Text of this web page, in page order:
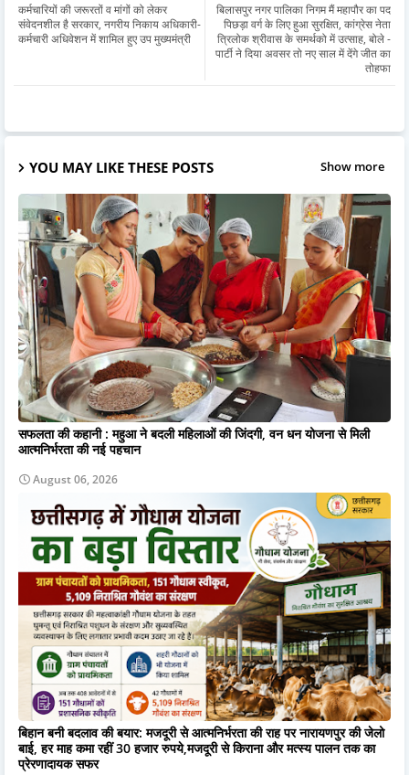
बिलासपुर नगर पालिका निगम मैं महापौर का पद
पिछड़ा वर्ग के लिए हुआ सुरक्षित, कांग्रेस नेता
त्रिलोक श्रीवास के समर्थको में उत्साह, बोले -
पार्टी ने दिया अवसर तो नए साल में देंगे जीत का
तोहफा
कर्मचारियों की जरूरतों व मांगों को लेकर
संवेदनशील है सरकार, नगरीय निकाय अधिकारी-
कर्मचारी अधिवेशन में शामिल हुए उप मुख्यमंत्री
YOU MAY LIKE THESE POSTS Show more
सफलता की कहानी : महुआ ने बदली महिलाओं की जिंदगी, वन धन योजना से मिली
आत्मनिर्भरता की नई पहचान
August 06, 2026
बिहान बनी बदलाव की बयार: मजदूरी से आत्मनिर्भरता की राह पर नारायणपुर की जेलो
बाई, हर माह कमा रहीं 30 हजार रुपये,मजदूरी से किराना और मत्स्य पालन तक का
प्रेरणादायक सफर